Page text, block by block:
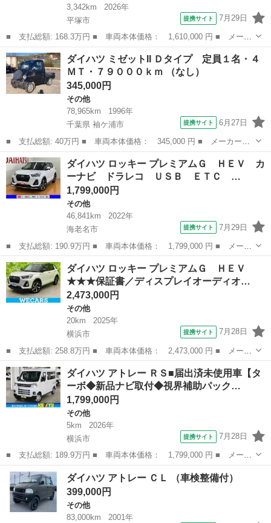
3,342km
2026年
平塚市
提携サイト 7月29日
■ 支払総額: 168.3万円 ■ 車両本体価格： 1,610,000 円 ■ メーカ
ー名： ダイハツ ■ 車種名： アトレー ■ グレード名： ＲＳ
サポカーＳワイド適合 Ｂカメラ オートエアコン ステアリングス
イッチ ...
神奈川 平塚市 その他
ダイハツ ミゼットII Ｄタイプ 定員１名・４
ＭＴ・７９０００ｋｍ （なし）
345,000円
その他
78,965km
1996年
千葉県 袖ケ浦市
提携サイト 6月27日
■ 支払総額: 40万円 ■ 車両本体価格： 345,000 円 ■ メーカー
名： ダイハツ ■ 車種名： ミゼットII ■ グレード名： Ｄタイ
プ 定員１名・４ＭＴ・７９０００ｋｍ ■ 排気量： 660cc ■ ドア
枚数...
千葉 袖ケ浦市
ダイハツ ロッキー プレミアムＧ ＨＥＶ カ
ーナビ ドラレコ ＵＳＢ ＥＴＣ …
1,799,000円
その他
46,841km
2022年
海老名市
提携サイト 7月29日
■ 支払総額: 190.9万円 ■ 車両本体価格： 1,799,000 円 ■ メーカ
ー名： ダイハツ ■ 車種名： ロッキー ■ グレード名： プレミ
アムＧ ＨＥＶ カーナビ ドラレコ ＵＳＢ ＥＴＣ サポカーＳ
ワイド適...
神奈川 海老名市
ダイハツ ロッキー プレミアムＧ ＨＥＶ
★★★保証書／ディスプレイオーディオ…
2,473,000円
その他
20km
2025年
横浜市
提携サイト 7月28日
■ 支払総額: 258.8万円 ■ 車両本体価格： 2,473,000 円 ■ メーカ
ー名： ダイハツ ■ 車種名： ロッキー ■ グレード名： プレミ
アムＧ ＨＥＶ ★★★保証書／ディスプレイオーディオ９インチ／
衝突安全...
神奈川 横浜市 その他
ダイハツ アトレー ＲＳ■届出済未使用車【タ
ーボ◆新品ナビ取付◆視界補助パック…
1,799,000円
その他
5km
2026年
横浜市
提携サイト 7月28日
■ 支払総額: 189.9万円 ■ 車両本体価格： 1,799,000 円 ■ メーカ
ー名： ダイハツ ■ 車種名： アトレー ■ グレード名： ＲＳ■届
出済未使用車【ターボ◆新品ナビ取付◆視界補助パック】 【電動ス
ライド...
神奈川 横浜市 その他
ダイハツ アトレー ＣＬ （車検整備付）
399,000円
その他
83,000km
2001年